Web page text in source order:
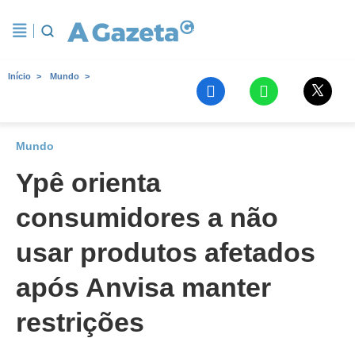
Início Mundo
Mundo
Ypê orienta
consumidores a não
usar produtos afetados
após Anvisa manter
restrições